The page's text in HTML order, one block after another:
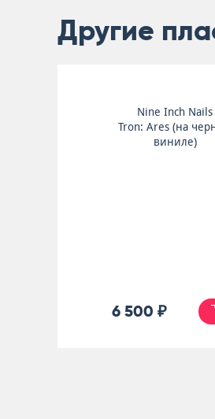
Другие
Nine Inch Nails
Tron: Ares (на
виниле)
6 500 ₽